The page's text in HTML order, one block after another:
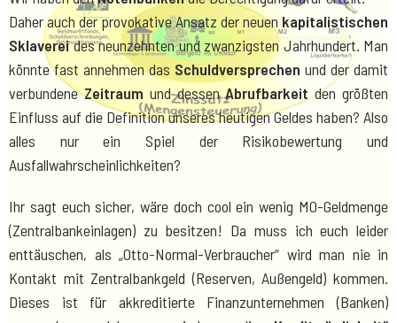
Daher auch der provokative Ansatz der neuen kapitalistischen
Sklavereides neunzehnten und zwanzigsten Jahrhundert. Man
könnte fast annehmen das Schuldversprechen und der damit
verbundeneZeitraum und dessenAbrufbarkeitden größten
Einfluss auf die Definition unseres heutigen Geldes haben? Also
alles nur ein Spiel der Risikobewertung und
Ausfallwahrscheinlichkeiten?
Ihr sagt euch sicher, wäre doch cool ein wenig M0-Geldmenge
(Zentralbankeinlagen) zu besitzen! Da muss ich euch leider
enttäuschen, als „Otto-Normal-Verbraucher“ wird man nie in
Kontakt mit Zentralbankgeld (Reserven, Außengeld) kommen.
Dieses ist für akkreditierte Finanzunternehmen (Banken)